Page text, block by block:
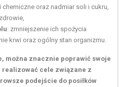
oraz nadmiar soli i cukru,
: zmniejszenie ich spożycia
krwi oraz ogólny stan organizmu.
można znacznie poprawić swoje
cele związane z
podejście do posiłków